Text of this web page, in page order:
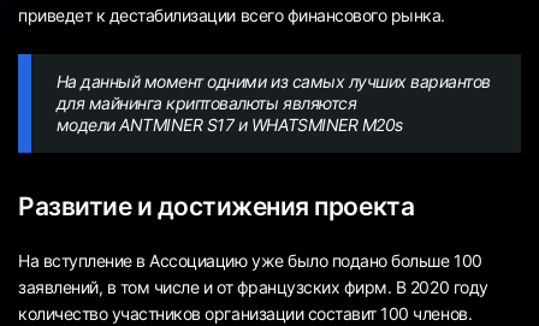
приведет к дестабилизации всего финансового рынка.
На данный момент одними из самых лучших вариантов
для майнинга криптовалюты являются
моделиANTMINER S17и WHATSMINER M20s
Развитие и достижения проекта
На вступление в Ассоциацию уже было подано больше 100
заявлений, в том числе и от французских фирм. В 2020 году
количество участников организации составит 100 членов.